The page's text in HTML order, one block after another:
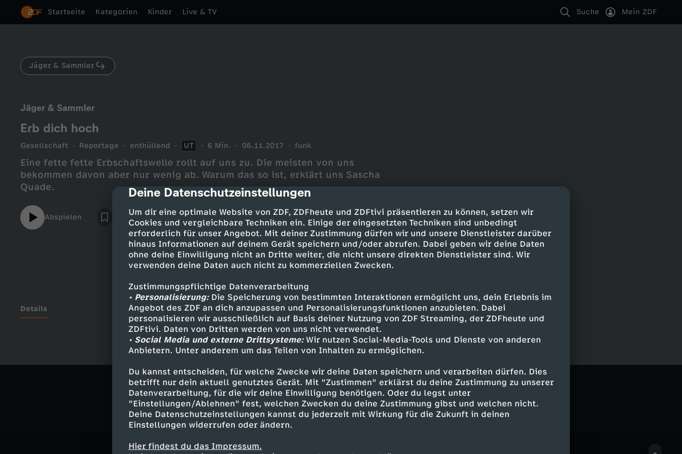
cmp-dialog-description
Deine Datenschutzeinstellungen
Um dir eine optimale Website von ZDF, ZDFheute und ZDFtivi präsentieren zu können, setzen wir
Cookies und vergleichbare Techniken ein. Einige der eingesetzten Techniken sind unbedingt
erforderlich für unser Angebot. Mit deiner Zustimmung dürfen wir und unsere Dienstleister darüber
hinaus Informationen auf deinem Gerät speichern und/oder abrufen. Dabei geben wir deine Daten
ohne deine Einwilligung nicht an Dritte weiter, die nicht unsere direkten Dienstleister sind. Wir
verwenden deine Daten auch nicht zu kommerziellen Zwecken.
Zustimmungspflichtige Datenverarbeitung
• Personalisierung:Die Speicherung von bestimmten Interaktionen ermöglicht uns, dein Erlebnis im
Angebot des ZDF an dich anzupassen und Personalisierungsfunktionen anzubieten. Dabei
personalisieren wir ausschließlich auf Basis deiner Nutzung von ZDF Streaming, der ZDFheute und
ZDFtivi. Daten von Dritten werden von uns nicht verwendet.
• Social Media und externe Drittsysteme:Wir nutzen Social-Media-Tools und Dienste von anderen
Anbietern. Unter anderem um das Teilen von Inhalten zu ermöglichen.
Du kannst entscheiden, für welche Zwecke wir deine Daten speichern und verarbeiten dürfen. Dies
betrifft nur dein aktuell genutztes Gerät. Mit "Zustimmen" erklärst du deine Zustimmung zu unserer
Datenverarbeitung, für die wir deine Einwilligung benötigen. Oder du legst unter
"Einstellungen/Ablehnen" fest, welchen Zwecken du deine Zustimmung gibst und welchen nicht.
Deine Datenschutzeinstellungen kannst du jederzeit mit Wirkung für die Zukunft in deinen
Einstellungen widerrufen oder ändern.
Hier findest du das Impressum.
Startseite Kategorien Kinder Live & TV Suche Mein ZDF
Jäger & Sammler
Jäger & Sammler
Erb dich hoch
Gesellschaft Reportage enthüllend UT 6 Min. 06.11.2017 funk
Eine fette fette Erbschaftswelle rollt auf uns zu. Die meisten von uns
bekommen davon aber nur wenig ab. Warum das so ist, erklärt uns Sascha
Quade.
Abspielen
Details
Ähnliche Inhalte entdecken
Gesellschaft Reportage enthüllend Untertitel Jäger & Sammler